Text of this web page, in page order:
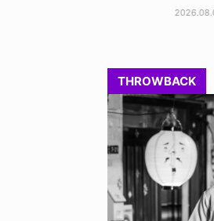
THROWBACK